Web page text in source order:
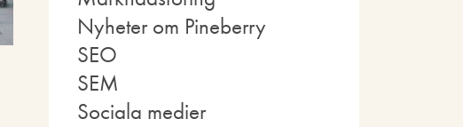
Nyheter om Pineberry
SEO
SEM
Sociala medier